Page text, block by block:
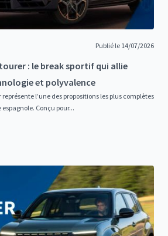
Publié le 14/07/2026
: le break sportif qui allie
et polyvalence
représente l’une des propositions les plus complètes
Conçu pour...